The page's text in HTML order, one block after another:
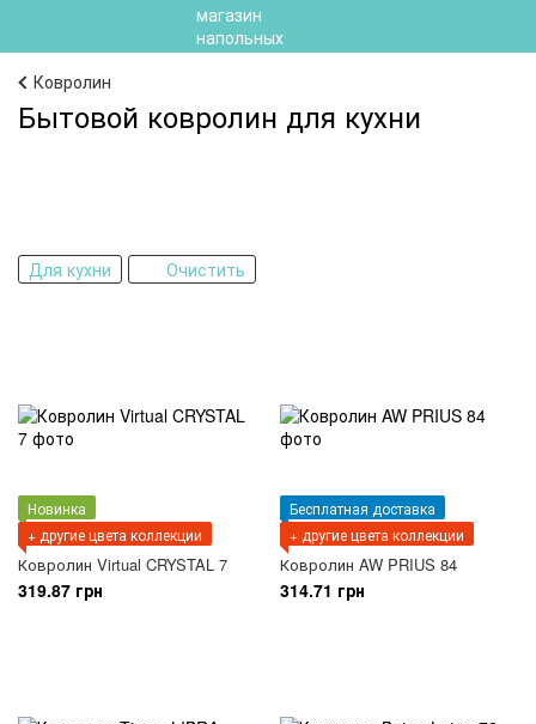
Ковролин
Бытовой ковролин для кухни
Для кухни Очистить
Новинка
+ другие цвета коллекции
Ковролин Virtual CRYSTAL 7
319.87 грн
Бесплатная доставка
+ другие цвета коллекции
Ковролин AW PRIUS 84
314.71 грн